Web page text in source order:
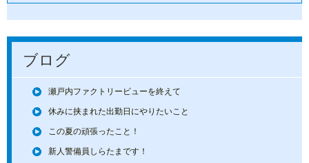
ブログ
瀬戸内ファクトリービューを終えて
休みに挟まれた出勤日にやりたいこと
この夏の頑張ったこと！
新人警備員しらたまです！